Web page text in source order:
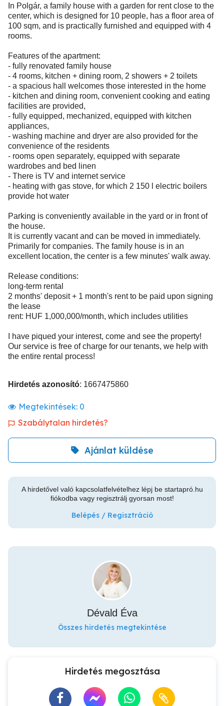
In Polgár, a family house with a garden for rent close to the
center, which is designed for 10 people, has a floor area of
100 sqm, and is practically furnished and equipped with 4
rooms.
Features of the apartment:
- fully renovated family house
- 4 rooms, kitchen + dining room, 2 showers + 2 toilets
- a spacious hall welcomes those interested in the home
- kitchen and dining room, convenient cooking and eating
facilities are provided,
- fully equipped, mechanized, equipped with kitchen
appliances,
- washing machine and dryer are also provided for the
convenience of the residents
- rooms open separately, equipped with separate
wardrobes and bed linen
- There is TV and internet service
- heating with gas stove, for which 2 150 l electric boilers
provide hot water
Parking is conveniently available in the yard or in front of
the house.
It is currently vacant and can be moved in immediately.
Primarily for companies. The family house is in an
excellent location, the center is a few minutes' walk away.
Release conditions:
long-term rental
2 months' deposit + 1 month's rent to be paid upon signing
the lease
rent: HUF 1,000,000/month, which includes utilities
I have piqued your interest, come and see the property!
Our service is free of charge for our tenants, we help with
the entire rental process!
Hirdetés azonosító: 1667475860
Megtekintések: 0
Szabálytalan hirdetés?
Ajánlat küldése
A hirdetővel való kapcsolatfelvételhez lépj be startapró.hu
fiókodba vagy regisztrálj gyorsan most!
Belépés / Regisztráció
Dévald Éva
Összes hirdetés megtekintése
Hirdetés megosztása